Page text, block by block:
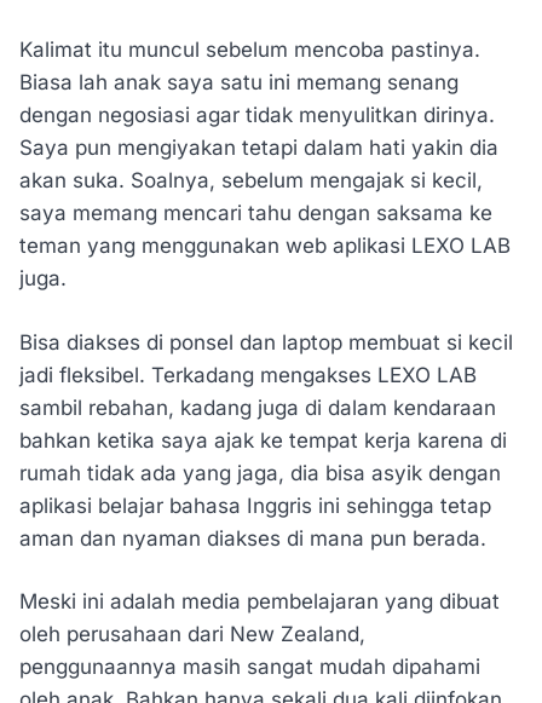
Kalimat itu muncul sebelum mencoba pastinya.
Biasa lah anak saya satu ini memang senang
dengan negosiasi agar tidak menyulitkan dirinya.
Saya pun mengiyakan tetapi dalam hati yakin dia
akan suka. Soalnya, sebelum mengajak si kecil,
saya memang mencari tahu dengan saksama ke
teman yang menggunakan web aplikasi LEXO LAB
juga.
Bisa diakses di ponsel dan laptop membuat si kecil
jadi fleksibel. Terkadang mengakses LEXO LAB
sambil rebahan, kadang juga di dalam kendaraan
bahkan ketika saya ajak ke tempat kerja karena di
rumah tidak ada yang jaga, dia bisa asyik dengan
aplikasi belajar bahasa Inggris ini sehingga tetap
aman dan nyaman diakses di mana pun berada.
Meski ini adalah media pembelajaran yang dibuat
oleh perusahaan dari New Zealand,
penggunaannya masih sangat mudah dipahami